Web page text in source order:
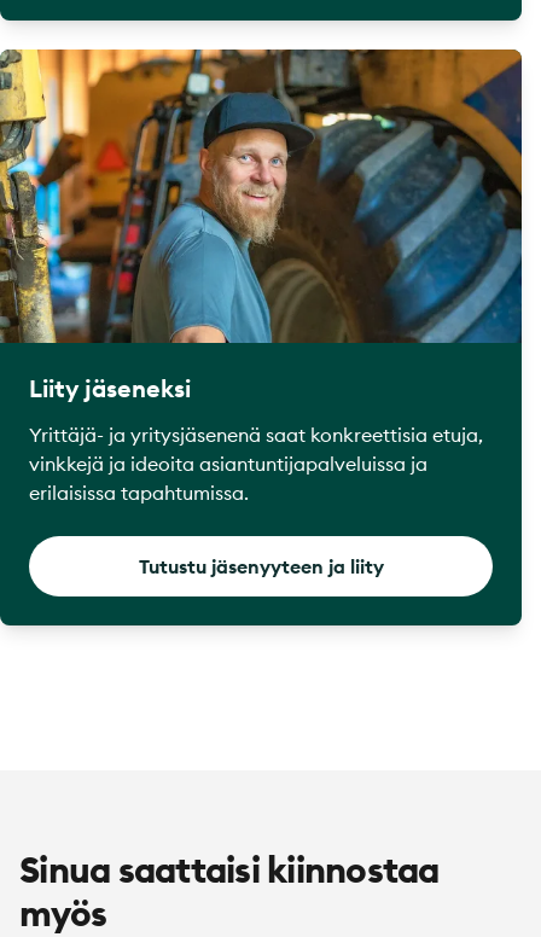
Liity jäseneksi
Yrittäjä- ja yritysjäsenenä saat konkreettisia etuja,
vinkkejä ja ideoita asiantuntijapalveluissa ja
erilaisissa tapahtumissa.
Tutustu jäsenyyteen ja liity
Sinua saattaisi kiinnostaa
myös